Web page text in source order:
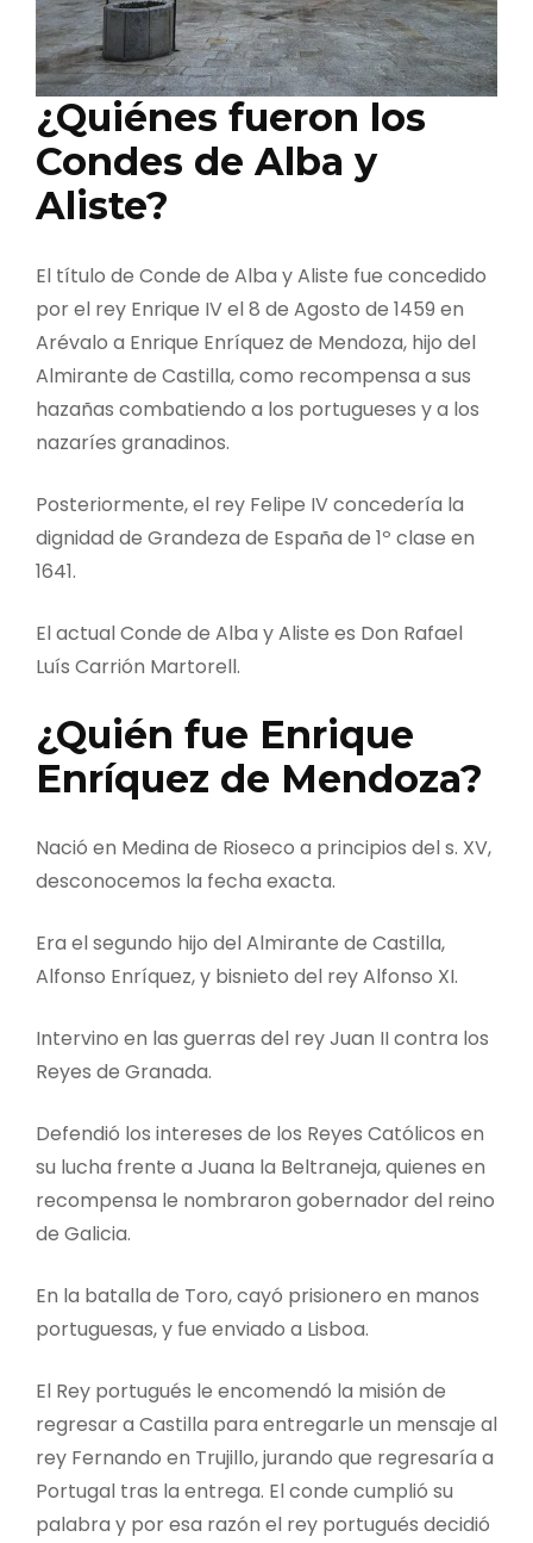
¿Quiénes fueron los
Condes de Alba y
Aliste?
El título de Conde de Alba y Aliste fue concedido
por el rey Enrique IV el 8 de Agosto de 1459 en
Arévalo a Enrique Enríquez de Mendoza, hijo del
Almirante de Castilla, como recompensa a sus
hazañas combatiendo a los portugueses y a los
nazaríes granadinos.
Posteriormente, el rey Felipe IV concedería la
dignidad de Grandeza de España de 1º clase en
1641.
El actual Conde de Alba y Aliste es Don Rafael
Luís Carrión Martorell.
¿Quién fue Enrique
Enríquez de Mendoza?
Nació en Medina de Rioseco a principios del s. XV,
desconocemos la fecha exacta.
Era el segundo hijo del Almirante de Castilla,
Alfonso Enríquez, y bisnieto del rey Alfonso XI.
Intervino en las guerras del rey Juan II contra los
Reyes de Granada.
Defendió los intereses de los Reyes Católicos en
su lucha frente a Juana la Beltraneja, quienes en
recompensa le nombraron gobernador del reino
de Galicia.
En la batalla de Toro, cayó prisionero en manos
portuguesas, y fue enviado a Lisboa.
El Rey portugués le encomendó la misión de
regresar a Castilla para entregarle un mensaje al
rey Fernando en Trujillo, jurando que regresaría a
Portugal tras la entrega. El conde cumplió su
palabra y por esa razón el rey portugués decidió